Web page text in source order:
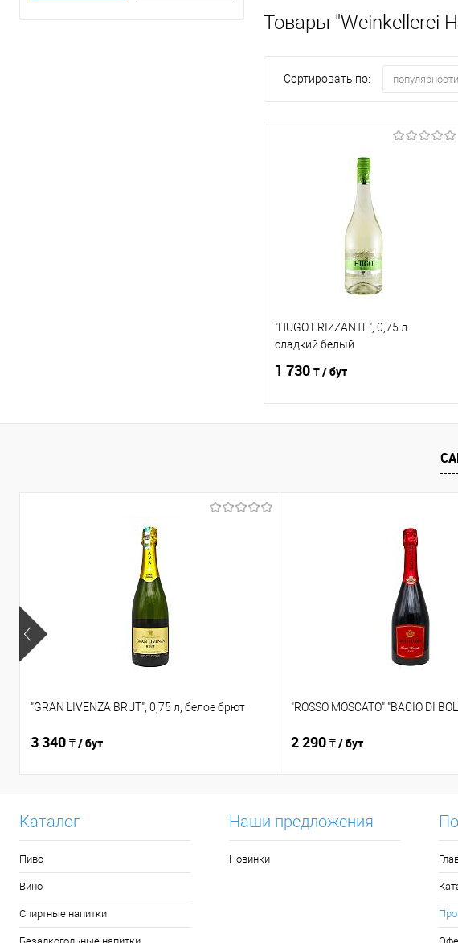
Товары "Weinkellerei
Сортировать по: популярности
"HUGO FRIZZANTE", 0,75 л
сладкий белый
1 730 ₸ / бут
"GRAN LIVENZA BRUT", 0,75 л, белое брют
3 340 ₸ / бут
"ROSSO MOSCATO" "BACIO DI
2 290 ₸ / бут
Каталог
Пиво
Вино
Спиртные напитки
Наши предложения
Новинки